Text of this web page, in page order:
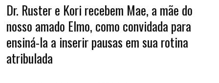
Dr. Ruster e Kori recebem Mae, a mãe do
nosso amado Elmo, como convidada para
ensiná-la a inserir pausas em sua rotina
atribulada